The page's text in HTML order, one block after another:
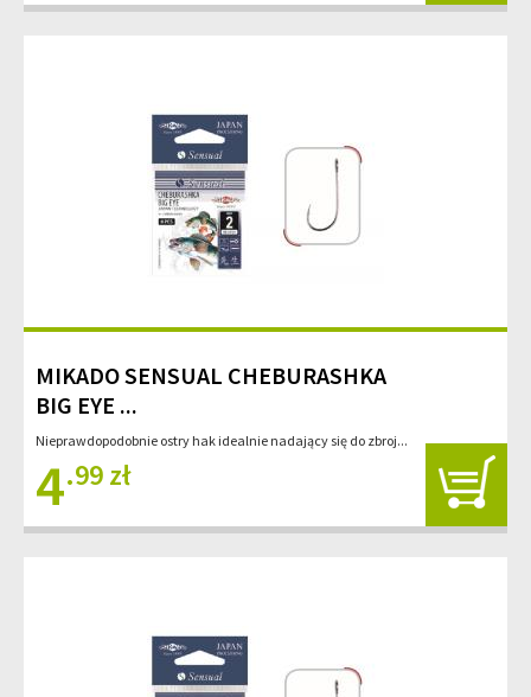
MIKADO SENSUAL CHEBURASHKA
BIG EYE ...
Nieprawdopodobnie ostry hak idealnie nadający się do zbroj...
4.99 zł